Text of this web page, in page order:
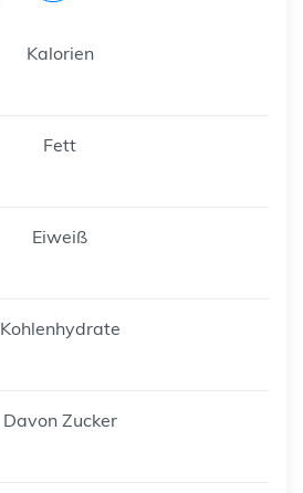
Kalorien
Fett
Eiweiß
Kohlenhydrate
Davon Zucker